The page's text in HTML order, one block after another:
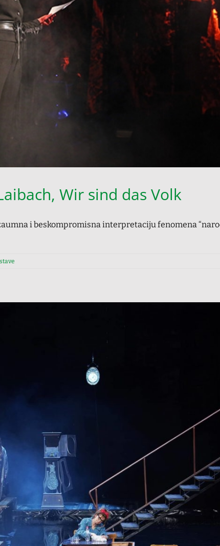
Wir sind das Volk
i beskompromisna interpretaciju fenomena